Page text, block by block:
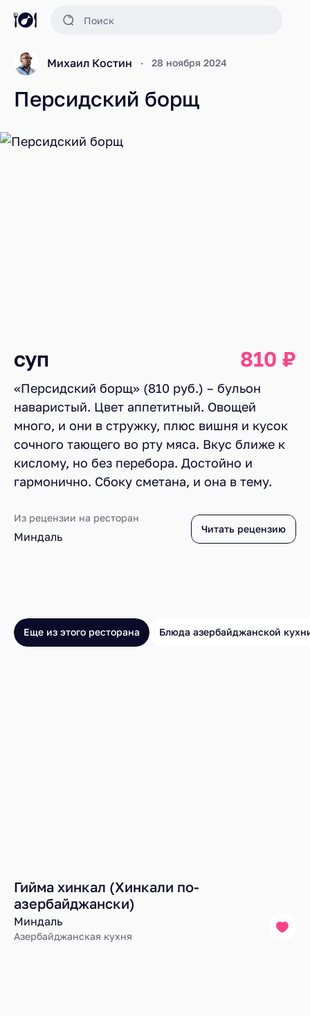
Михаил Костин 28 ноября 2024
Персидский борщ
суп 810 ₽
«Персидский борщ» (810 руб.) – бульон
наваристый. Цвет аппетитный. Овощей
много, и они в стружку, плюс вишня и кусок
сочного тающего во рту мяса. Вкус ближе к
кислому, но без перебора. Достойно и
гармонично. Сбоку сметана, и она в тему.
Из рецензии на ресторан
Миндаль
Читать рецензию
Еще из этого ресторана Блюда азербайджанской
Гийма хинкал (Хинкали по-
азербайджански)
Миндаль
Азербайджанская кухня